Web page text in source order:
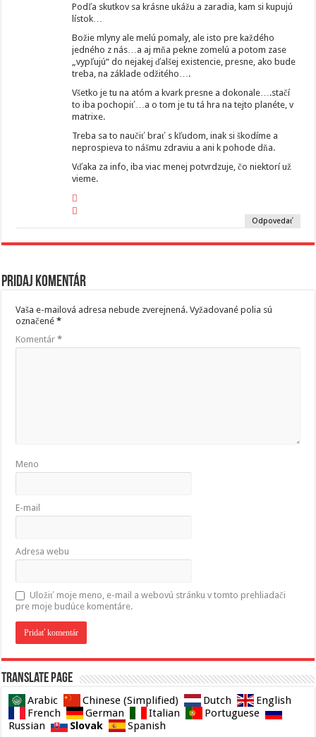
Podľa skutkov sa krásne ukážu a zaradia, kam si kupujú
lístok…
Božie mlyny ale melú pomaly, ale isto pre každého
jedného z nás…a aj mňa pekne zomelú a potom zase
„vypľujú“ do nejakej ďalšej existencie, presne, ako bude
treba, na základe odžitého….
Všetko je tu na atóm a kvark presne a dokonale….stačí
to iba pochopiť…a o tom je tu tá hra na tejto planéte, v
matrixe.
Treba sa to naučiť brať s kľudom, inak si škodíme a
neprospieva to nášmu zdraviu a ani k pohode dňa.
Vďaka za info, iba viac menej potvrdzuje, čo niektorí už
vieme.
Odpovedať
Pridaj komentár
Vaša e-mailová adresa nebude zverejnená. Vyžadované polia sú
označené*
Komentár*
Meno
E-mail
Adresa webu
Uložiť moje meno, e-mail a webovú stránku v tomto prehliadači
pre moje budúce komentáre.
Translate page
Arabic Chinese (Simplified) Dutch
English
French
German Italian
Portuguese
Russian
Slovak Spanish